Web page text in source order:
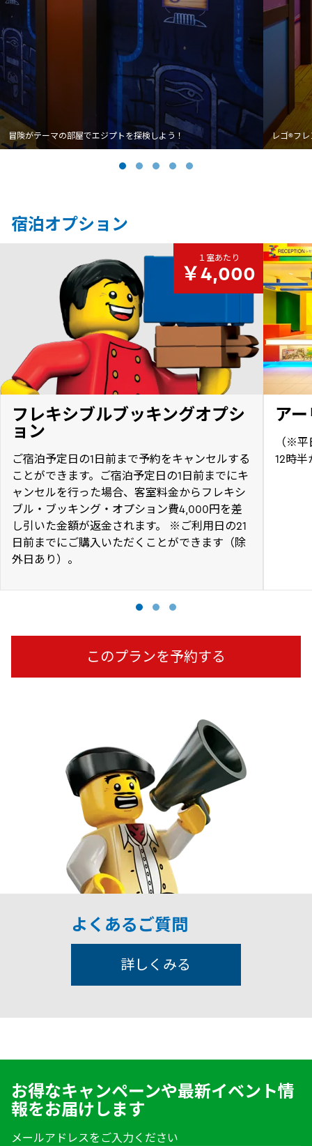
冒険がテーマの部屋でエジプトを探検しよう！ レゴ®フレ
宿泊オプション
１室あたり
￥4,000
フレキシブルブッキングオプシ
ョン
ご宿泊予定日の1日前まで予約をキャンセルする
ことができます。ご宿泊予定日の1日前までにキ
ャンセルを行った場合、客室料金からフレキシ
ブル・ブッキング・オプション費4,000円を差
し引いた金額が返金されます。 ※ご利用日の21
日前までにご購入いただくことができます（除
外日あり）。
ア
（※
12時
このプランを予約する
よくあるご質問
詳しくみる
お得なキャンペーンや最新イベント情
報をお届けします
メールアドレスをご入力ください